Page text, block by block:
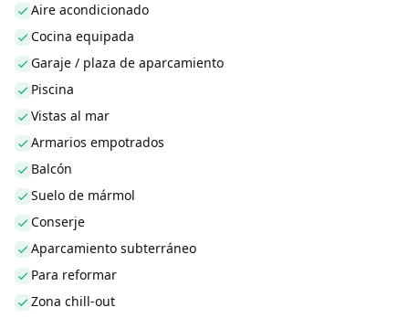
Aire acondicionado
Cocina equipada
Garaje / plaza de aparcamiento
Piscina
Vistas al mar
Armarios empotrados
Balcón
Suelo de mármol
Conserje
Aparcamiento subterráneo
Para reformar
Zona chill-out